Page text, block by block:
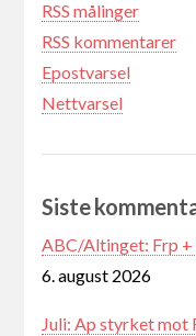
RSS målinger
RSS kommentarer
Epostvarsel
Nettvarsel
Siste
ABC/Altinget: Frp +
6. august 2026
Juli: Ap styrket mot